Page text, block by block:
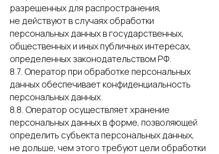
разрешенных для распространения,
не действуют в случаях обработки
персональных данных в государственных,
общественных и иных публичных интересах,
определенных законодательством РФ.
8.7. Оператор при обработке персональных
данных обеспечивает конфиденциальность
персональных данных.
8.8. Оператор осуществляет хранение
персональных данных в форме, позволяющей
определить субъекта персональных данных,
не дольше, чем этого требуют цели обработки